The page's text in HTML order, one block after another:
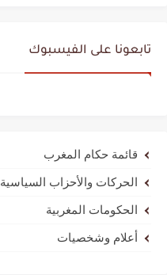
تابعونا على الفيسبوك
قائمة حكام المغرب
الحركات والأحزاب السياسية
الحكومات المغربية
أعلام وشخصيات